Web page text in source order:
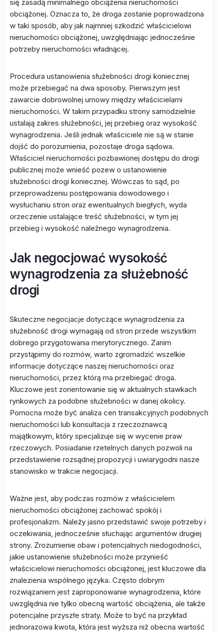
się zasadą minimalnego obciążenia nieruchomości
obciążonej. Oznacza to, że droga zostanie poprowadzona
w taki sposób, aby jak najmniej szkodzić właścicielowi
nieruchomości obciążonej, uwzględniając jednocześnie
potrzeby nieruchomości władnącej.
Procedura ustanowienia służebności drogi koniecznej
może przebiegać na dwa sposoby. Pierwszym jest
zawarcie dobrowolnej umowy między właścicielami
nieruchomości. W takim przypadku strony samodzielnie
ustalają zakres służebności, jej przebieg oraz wysokość
wynagrodzenia. Jeśli jednak właściciele nie są w stanie
dojść do porozumienia, pozostaje droga sądowa.
Właściciel nieruchomości pozbawionej dostępu do drogi
publicznej może wnieść pozew o ustanowienie
służebności drogi koniecznej. Wówczas to sąd, po
przeprowadzeniu postępowania dowodowego i
wysłuchaniu stron oraz ewentualnych biegłych, wyda
orzeczenie ustalające treść służebności, w tym jej
przebieg i wysokość należnego wynagrodzenia.
Jak negocjować wysokość
wynagrodzenia za służebność
drogi
Skuteczne negocjacje dotyczące wynagrodzenia za
służebność drogi wymagają od stron przede wszystkim
dobrego przygotowania merytorycznego. Zanim
przystąpimy do rozmów, warto zgromadzić wszelkie
informacje dotyczące naszej nieruchomości oraz
nieruchomości, przez którą ma przebiegać droga.
Kluczowe jest zorientowanie się w aktualnych stawkach
rynkowych za podobne służebności w danej okolicy.
Pomocna może być analiza cen transakcyjnych podobnych
nieruchomości lub konsultacja z rzeczoznawcą
majątkowym, który specjalizuje się w wycenie praw
rzeczowych. Posiadanie rzetelnych danych pozwoli na
przedstawienie rozsądnej propozycji i uwiarygodni nasze
stanowisko w trakcie negocjacji.
Ważne jest, aby podczas rozmów z właścicielem
nieruchomości obciążonej zachować spokój i
profesjonalizm. Należy jasno przedstawić swoje potrzeby i
oczekiwania, jednocześnie słuchając argumentów drugiej
strony. Zrozumienie obaw i potencjalnych niedogodności,
jakie ustanowienie służebności może przynieść
właścicielowi nieruchomości obciążonej, jest kluczowe dla
znalezienia wspólnego języka. Często dobrym
rozwiązaniem jest zaproponowanie wynagrodzenia, które
uwzględnia nie tylko obecną wartość obciążenia, ale także
potencjalne przyszłe straty. Może to być na przykład
jednorazowa kwota, która jest wyższa niż obecna wartość